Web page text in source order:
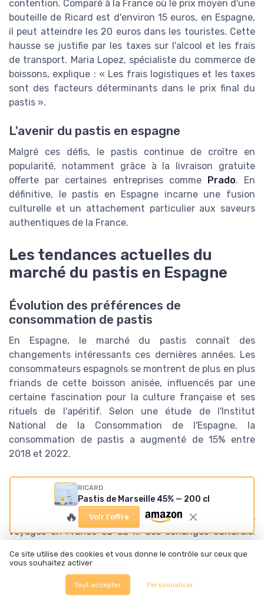
contention. Comparé à la France où le prix moyen d'une
bouteille de Ricard est d'environ 15 euros, en Espagne,
il peut atteindre les 20 euros dans les touristes. Cette
hausse se justifie par les taxes sur l'alcool et les frais
de transport. Maria Lopez, spécialiste du commerce de
boissons, explique : « Les frais logistiques et les taxes
sont des facteurs déterminants dans le prix final du
pastis ».
L'avenir du pastis en espagne
Malgré ces défis, le pastis continue de croître en
popularité, notamment grâce à la livraison gratuite
offerte par certaines entreprises comme
Prado. En
définitive, le pastis en Espagne incarne une fusion
culturelle et un attachement particulier aux saveurs
authentiques de la France.
Les tendances actuelles du
marché du pastis en Espagne
Évolution des préférences de
consommation de pastis
En Espagne, le marché du pastis connaît des
changements intéressants ces dernières années. Les
consommateurs espagnols se montrent de plus en plus
friands de cette boisson anisée, influencés par une
certaine fascination pour la culture française et ses
rituels de l'apéritif. Selon une étude de l'Institut
National de la Consommation de l'Espagne, la
consommation de pastis a augmenté de 15% entre
2018 et 2022.
L'impact des nouvelles générations
Les plus jeunes générations adhèrent également à
cette tendance, découvrant le pastis à travers les
voyages en France ou au fil des échanges culturels.
révélé que 25% des jeunes âgés de 18 à 35 ans en
Espagne ont déjà consommé du pastis. Cette tranche
d'âge voit le pastis comme une boisson chic et
RICARD
Pastis de Marseille 45% — 200 cl
🔥 Voir l'offre
Ce site utilise des cookies et vous donne le contrôle sur ceux que
vous souhaitez activer
Tout accepter Personnaliser